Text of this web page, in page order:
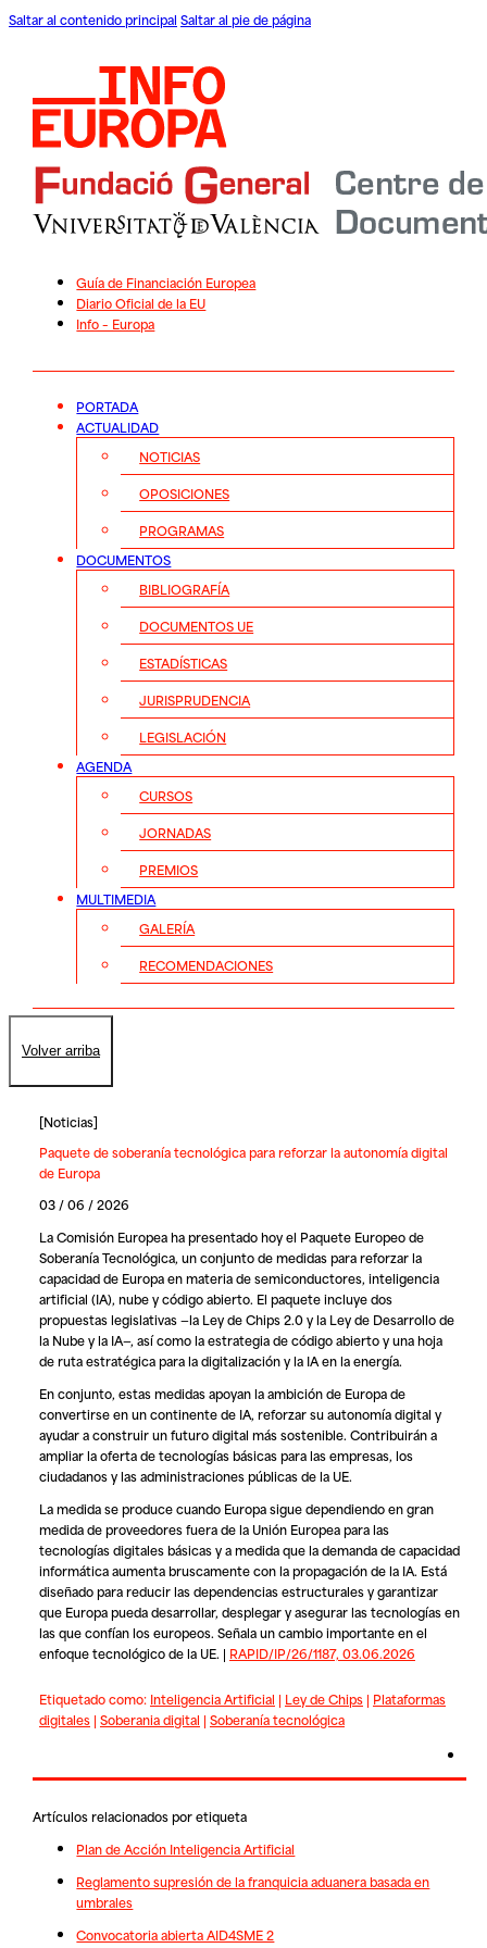
Saltar al contenido principal Saltar al pie de página
Guía de Financiación Europea
Diario Oficial de la EU
Info – Europa
PORTADA
ACTUALIDAD
NOTICIAS
OPOSICIONES
PROGRAMAS
DOCUMENTOS
BIBLIOGRAFÍA
DOCUMENTOS UE
ESTADÍSTICAS
JURISPRUDENCIA
LEGISLACIÓN
AGENDA
CURSOS
JORNADAS
PREMIOS
MULTIMEDIA
GALERÍA
RECOMENDACIONES
Volver arriba
[Noticias]
Paquete de soberanía tecnológica para reforzar la autonomía digital
de Europa
03 / 06 / 2026
La Comisión Europea ha presentado hoy el Paquete Europeo de
Soberanía Tecnológica, un conjunto de medidas para reforzar la
capacidad de Europa en materia de semiconductores, inteligencia
artificial (IA), nube y código abierto. El paquete incluye dos
propuestas legislativas —la Ley de Chips 2.0 y la Ley de Desarrollo de
la Nube y la IA—, así como la estrategia de código abierto y una hoja
de ruta estratégica para la digitalización y la IA en la energía.
En conjunto, estas medidas apoyan la ambición de Europa de
convertirse en un continente de IA, reforzar su autonomía digital y
ayudar a construir un futuro digital más sostenible. Contribuirán a
ampliar la oferta de tecnologías básicas para las empresas, los
ciudadanos y las administraciones públicas de la UE.
La medida se produce cuando Europa sigue dependiendo en gran
medida de proveedores fuera de la Unión Europea para las
tecnologías digitales básicas y a medida que la demanda de capacidad
informática aumenta bruscamente con la propagación de la IA. Está
diseñado para reducir las dependencias estructurales y garantizar
que Europa pueda desarrollar, desplegar y asegurar las tecnologías en
las que confían los europeos. Señala un cambio importante en el
enfoque tecnológico de la UE. | RAPID/IP/26/1187, 03.06.2026
Etiquetado como: Inteligencia Artificial | Ley de Chips| Plataformas
digitales| Soberania digital | Soberanía tecnológica
Artículos relacionados por etiqueta
Plan de Acción Inteligencia Artificial
Reglamento supresión de la franquicia aduanera basada en
umbrales
Convocatoria abierta AID4SME 2